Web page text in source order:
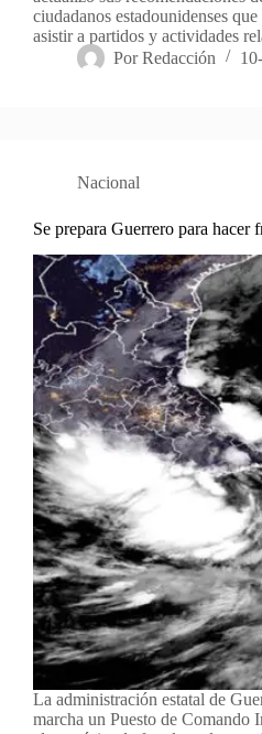
ciudadanos estadounidenses
asistir a partidos y actividades
Por Redacción
Nacional
Se prepara Guerrero para hacer
La administración estatal de
marcha un Puesto de Comando